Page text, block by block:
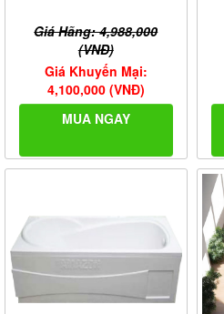
Giá Hãng: 4,988,000
(VNĐ)
Giá Khuyến Mại:
4,100,000 (VNĐ)
MUA NGAY